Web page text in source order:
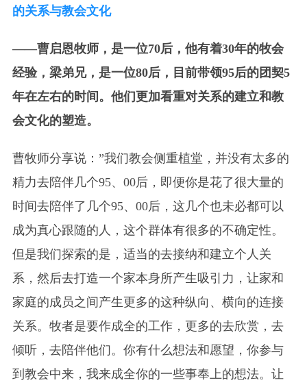
的关系与教会文化
——曹启恩牧师，是一位70后，他有着30年的牧会
经验，梁弟兄，是一位80后，目前带领95后的团契5
年在左右的时间。 他们更加看重对关系的建立和教
会文化的塑造。
曹牧师分享说：”我们教会侧重植堂，并没有太多的
精力去陪伴几个95、00后，即便你是花了很大量的
时间去陪伴了几个95、00后，这几个也未必都可以
成为真心跟随的人，这个群体有很多的不确定性。
但是我们探索的是，适当的去接纳和建立个人关
系，然后去打造一个家本身所产生吸引力，让家和
家庭的成员之间产生更多的这种纵向、横向的连接
关系。牧者是要作成全的工作，更多的去欣赏，去
倾听，去陪伴他们。你有什么想法和愿望，你参与
到教会中来，我来成全你的一些事奉上的想法。让